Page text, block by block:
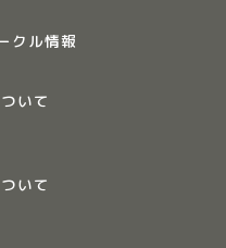
クル情報
いて
いて